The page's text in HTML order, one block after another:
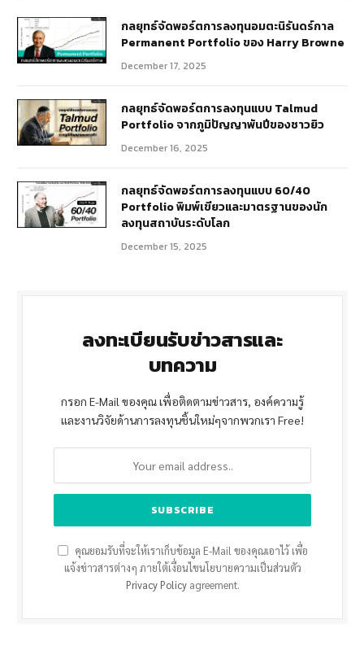
กลยุทธ์​จัดพอร์ตการลงทุนอมตะนิรันดร์กาล
Permanent Portfolio ของ Harry Browne
December 17, 2025
กลยุทธ์จัดพอร์ตการลงทุนแบบ Talmud
Portfolio จากภูมิปัญญาพันปีของชาวยิว
December 16, 2025
กลยุทธ์จัดพอร์ตการลงทุนแบบ 60/40
Portfolio พิมพ์เขียวและมาตรฐานของนัก
ลงทุนสถาบันระดับโลก
December 15, 2025
ลงทะเบียนรับข่าวสารและ
บทความ
กรอก E-Mail ของคุณ เพื่อติดตามข่าวสาร, องค์ความรู้
และงานวิจัยด้านการลงทุนชิ้นใหม่ๆจากพวกเรา Free!
คุณยอมรับที่จะให้เราเก็บข้อมูล E-Mail ของคุณเอาไว้ เพื่อ
แจ้งข่าวสารต่างๆ ภายใต้เงื่อนไขนโยบายความเป็นส่วนตัว
Privacy Policyagreement.